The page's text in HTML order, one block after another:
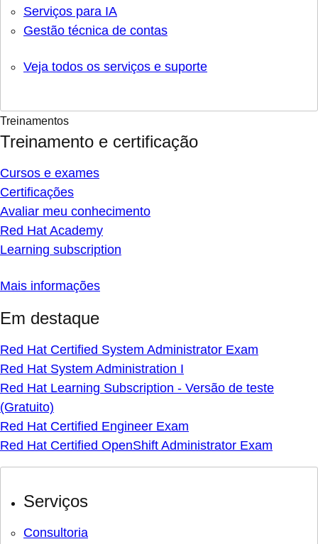
Serviços para IA
Gestão técnica de contas
Veja todos os serviços e suporte
Treinamentos
Treinamento e certificação
Cursos e exames
Certificações
Avaliar meu conhecimento
Red Hat Academy
Learning subscription
Mais informações
Em destaque
Red Hat Certified System Administrator Exam
Red Hat System Administration I
Red Hat Learning Subscription - Versão de teste
(Gratuito)
Red Hat Certified Engineer Exam
Red Hat Certified OpenShift Administrator Exam
Serviços
Consultoria